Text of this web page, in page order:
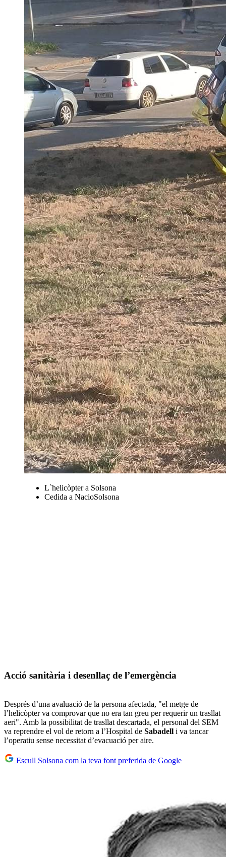
L`helicòpter a Solsona
Cedida a NacioSolsona
Acció sanitària i desenllaç de l’emergència
Després d’una avaluació de la persona afectada, "el metge de
l’helicòpter va comprovar que no era tan greu per requerir un trasllat
aeri". Amb la possibilitat de trasllat descartada, el personal del SEM
va reprendre el vol de retorn a l’Hospital de Sabadell i va tancar
l’operatiu sense necessitat d’evacuació per aire.
Escull Solsona com la teva font preferida de Google